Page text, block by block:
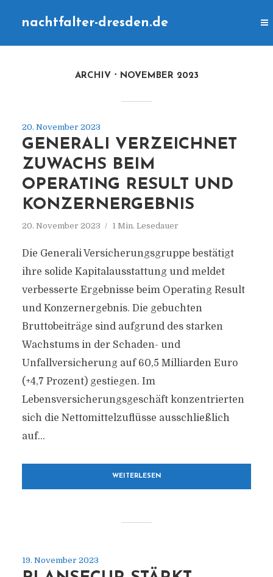
nachtfalter-dresden.de
ARCHIV NOVEMBER 2023
20. November 2023
GENERALI VERZEICHNET
ZUWACHS BEIM
OPERATING RESULT UND
KONZERNERGEBNIS
20. November 2023 1 Min. Lesedauer
Die Generali Versicherungsgruppe bestätigt
ihre solide Kapitalausstattung und meldet
verbesserte Ergebnisse beim Operating Result
und Konzernergebnis. Die gebuchten
Bruttobeiträge sind aufgrund des starken
Wachstums in der Schaden- und
Unfallversicherung auf 60,5 Milliarden Euro
(+4,7 Prozent) gestiegen. Im
Lebensversicherungsgeschäft konzentrierten
sich die Nettomittelzuflüsse ausschließlich
auf...
WEITERLESEN
19. November 2023